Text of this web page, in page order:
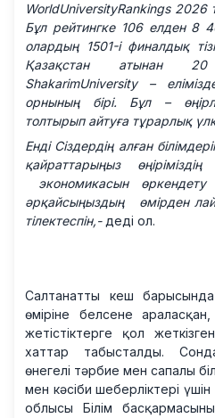
WorldUniversityRankings 2026
Бұл рейтингке 106 елден 8
олардың 1501-і финалдық
Қазақстан атынан 20
ShakarimUniversity –
орнының бірі. Бұл –
толтырып айтуға тұрарлық
Енді Сіздердің алған
қайраттарыңыз
экономикасын
әрқайсыңыздың өмірден
тілектеспін,-деді ол.
Салтанатты кеш
өміріне белсене
жетістіктерге қол
хаттар табысталды.
өнегелі тәрбие мен сапалы
мен кәсіби шеберліктері
облысы Білім